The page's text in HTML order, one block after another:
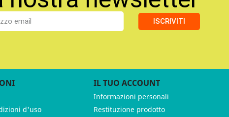
ISCRIVITI
d'uso
IL TUO ACCOUNT
Informazioni personali
Restituzione prodotto